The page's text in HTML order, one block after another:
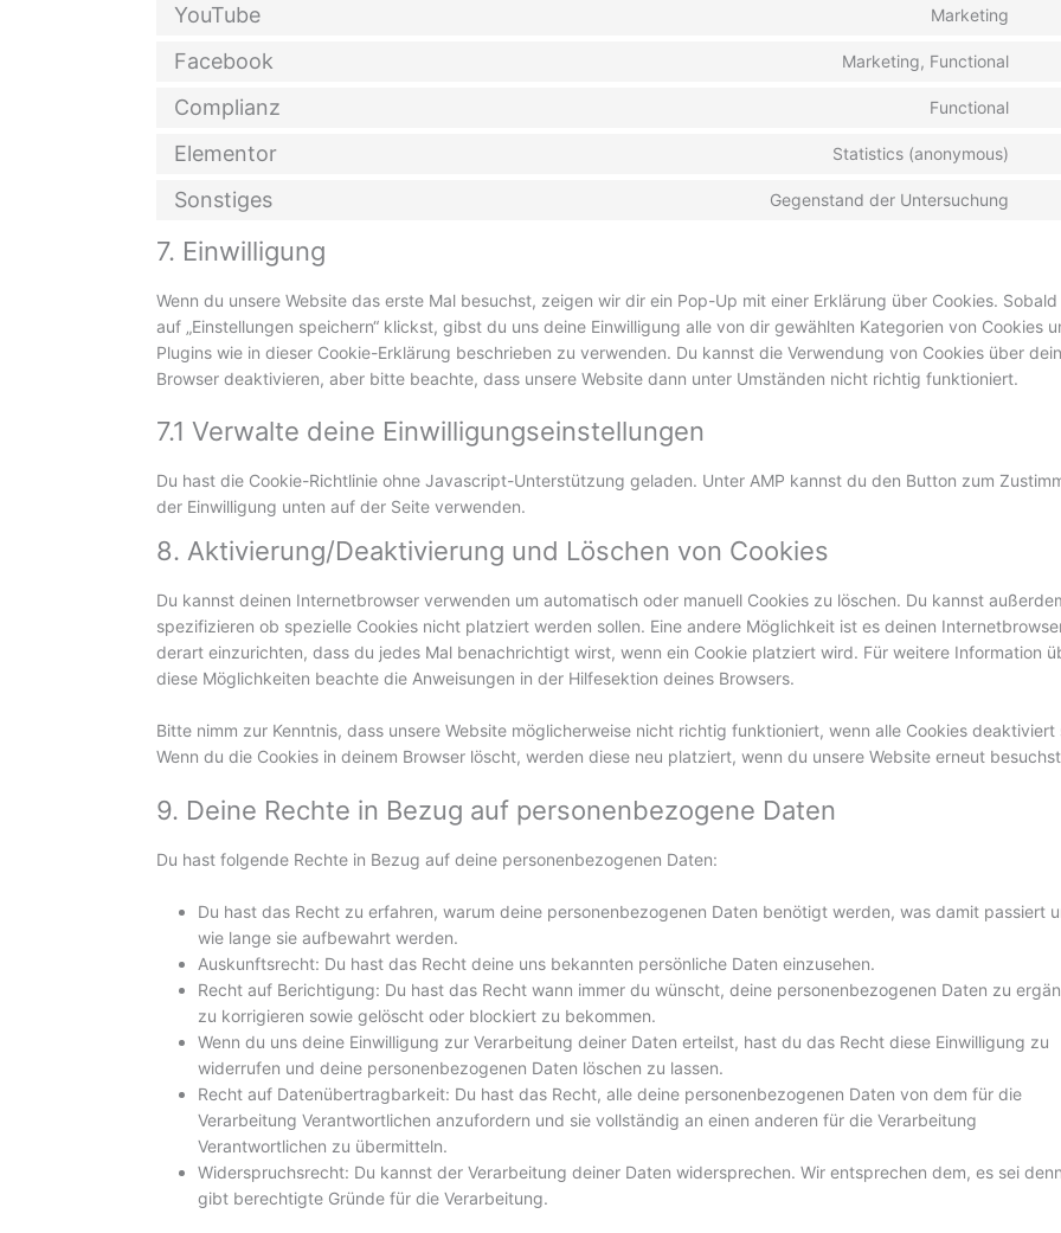
YouTube Marketing
Facebook Marketing, Functional
Complianz Functional
Elementor Statistics (anonymous)
Sonstiges Gegenstand der Untersuchung
7. Einwilligung
Wenn du unsere Website das erste Mal besuchst, zeigen wir dir ein Pop-Up mit einer Erklärung über Cookies. Sobald
auf „Einstellungen speichern“ klickst, gibst du uns deine Einwilligung alle von dir gewählten Kategorien von Cookies
Plugins wie in dieser Cookie-Erklärung beschrieben zu verwenden. Du kannst die Verwendung von Cookies über
Browser deaktivieren, aber bitte beachte, dass unsere Website dann unter Umständen nicht richtig funktioniert.
7.1 Verwalte deine Einwilligungseinstellungen
Du hast die Cookie-Richtlinie ohne Javascript-Unterstützung geladen. Unter AMP kannst du den Button zum
der Einwilligung unten auf der Seite verwenden.
8. Aktivierung/Deaktivierung und Löschen von Cookies
Du kannst deinen Internetbrowser verwenden um automatisch oder manuell Cookies zu löschen. Du kannst
spezifizieren ob spezielle Cookies nicht platziert werden sollen. Eine andere Möglichkeit ist es deinen
derart einzurichten, dass du jedes Mal benachrichtigt wirst, wenn ein Cookie platziert wird. Für weitere Information
diese Möglichkeiten beachte die Anweisungen in der Hilfesektion deines Browsers.
Bitte nimm zur Kenntnis, dass unsere Website möglicherweise nicht richtig funktioniert, wenn alle Cookies deaktiviert
Wenn du die Cookies in deinem Browser löscht, werden diese neu platziert, wenn du unsere Website erneut
9. Deine Rechte in Bezug auf personenbezogene Daten
Du hast folgende Rechte in Bezug auf deine personenbezogenen Daten:
Du hast das Recht zu erfahren, warum deine personenbezogenen Daten benötigt werden, was damit passiert
wie lange sie aufbewahrt werden.
Auskunftsrecht: Du hast das Recht deine uns bekannten persönliche Daten einzusehen.
Recht auf Berichtigung: Du hast das Recht wann immer du wünscht, deine personenbezogenen Daten zu
zu korrigieren sowie gelöscht oder blockiert zu bekommen.
Wenn du uns deine Einwilligung zur Verarbeitung deiner Daten erteilst, hast du das Recht diese Einwilligung zu
widerrufen und deine personenbezogenen Daten löschen zu lassen.
Recht auf Datenübertragbarkeit: Du hast das Recht, alle deine personenbezogenen Daten von dem für die
Verarbeitung Verantwortlichen anzufordern und sie vollständig an einen anderen für die Verarbeitung
Verantwortlichen zu übermitteln.
Widerspruchsrecht: Du kannst der Verarbeitung deiner Daten widersprechen. Wir entsprechen dem, es sei
gibt berechtigte Gründe für die Verarbeitung.